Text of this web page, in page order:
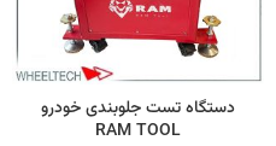
دستگاه تست جلوبندی خودرو
RAM TOOL